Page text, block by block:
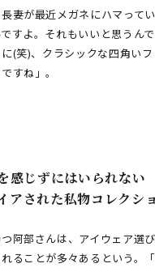
妻が最近メガネにハマって
すよ。それもいいと思うん
(笑)、クラシックな四角い
すね」。
感じずにはいられない
アされた私物コレクシ
阿部さんは、アイウェア選
ることが多々あるという。